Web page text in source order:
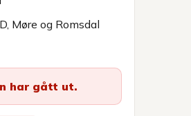
Møre og Romsdal
har gått ut.